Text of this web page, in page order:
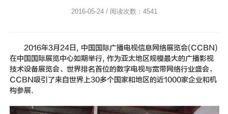
联系我们
2016-05-24 / 阅读次数：4541
2016年3月24日, 中国国际广播电视信息网络展览会(CCBN)
在中国国际展览中心如期举行, 作为亚太地区规模最大的广播影视
技术设备展览会、世界排名首位的数字电视与宽带网络行业盛会，
CCBN吸引了来自世界上30多个国家和地区的近1000家企业和机
构参展.